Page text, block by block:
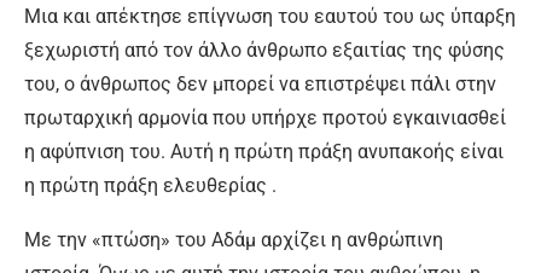
Μια και απέκτησε επίγνωση του εαυτού του ως ύπαρξη
ξεχωριστή από τον άλλο άνθρωπο εξαιτίας της φύσης
του, ο άνθρωπος δεν μπορεί να επιστρέψει πάλι στην
πρωταρχική αρμονία που υπήρχε προτού εγκαινιασθεί
η αφύπνιση του. Αυτή η πρώτη πράξη ανυπακοής είναι
η πρώτη πράξη ελευθερίας .
Με την «πτώση» του Αδάμ αρχίζει η ανθρώπινη